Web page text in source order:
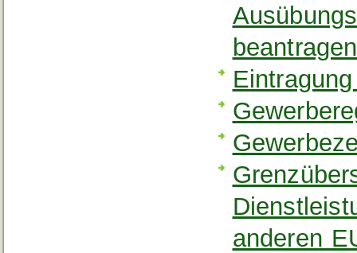
beantragen
anderen